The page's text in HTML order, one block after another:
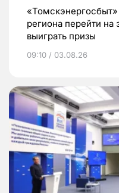
региона перейти на
выиграть призы
09:10 / 03.08.26